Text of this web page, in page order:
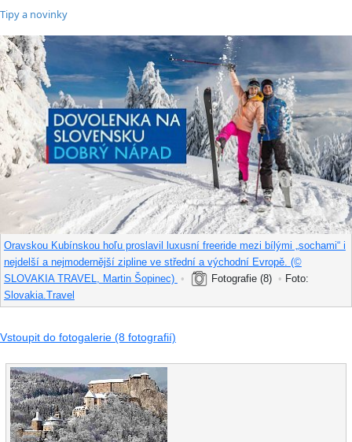
Tipy a novinky
Oravskou Kubínskou hoľu proslavil luxusní freeride mezi bílými „sochami“ i
nejdelší a nejmodernější zipline ve střední a východní Evropě. (©
SLOVAKIA TRAVEL, Martin Šopinec) • Fotografie (8) • Foto:
Slovakia.Travel
Vstoupit do fotogalerie (8 fotografií)